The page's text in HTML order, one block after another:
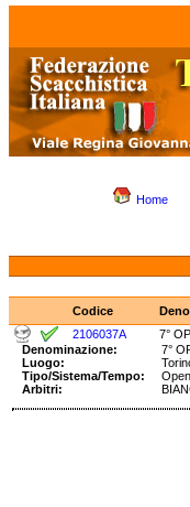
Home
Codice
2106037A
7°
Denominazione:
7°
Luogo:
Tipo/Sistema/Tempo:
Arbitri: